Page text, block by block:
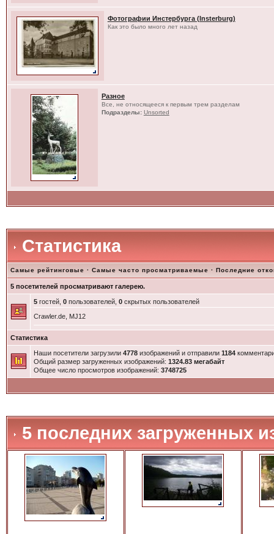
Фотографии Инстербурга (Insterburg)
Как это было много лет назад
Разное
Все, не относящееся к первым трем разделам
Подразделы: Unsorted
Статистика
Самые рейтинговые · Самые часто просматриваемые · Последние
5 посетителей просматривают галерею.
5гостей, 0пользователей, 0скрытых пользователей
Crawler.de, MJ12
Статистика
Наши посетители загрузили 4778изображений и отправили 1184
Общий размер загруженных изображений: 1324.83 мегабайт
Общее число просмотров изображений: 3748725
5 последних загруженных